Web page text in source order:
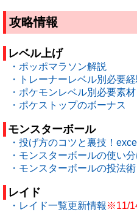
攻略情報
レベル上げ
・ポッポマラソン解説
・トレーナーレベル別必要
・ポケモンレベル別必要素材
・ポケストップのボーナス
モンスターボール
・投げ方のコツと裏技！
・モンスターボールの使い分
・モンスターボールの投法術
レイド
・レイド一覧更新情報 ※11/